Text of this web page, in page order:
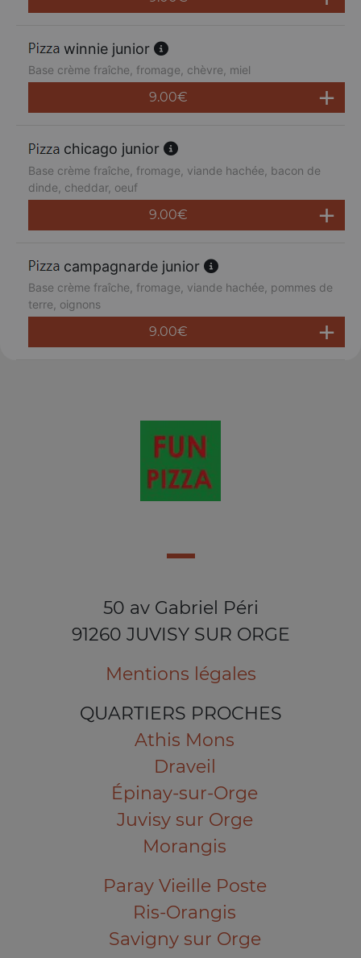
winnie junior
Base crème fraîche, fromage, chèvre, miel
9.00€
chicago junior
Base crème fraîche, fromage, viande hachée, bacon de
dinde, cheddar, oeuf
9.00€
campagnarde junior
Base crème fraîche, fromage, viande hachée, pommes de
terre, oignons
9.00€
50 av Gabriel Péri
91260 JUVISY SUR ORGE
Mentions légales
QUARTIERS PROCHES
Athis Mons
Draveil
Épinay-sur-Orge
Juvisy sur Orge
Morangis
Paray Vieille Poste
Ris-Orangis
Savigny sur Orge